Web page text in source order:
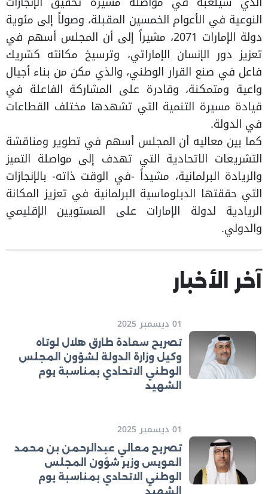
النوعية في الأعوام الخمسين المقبلة، وصولاً إلى مئوية
دولة الإمارات 2071، مشيراً إلى أن المجلس أسهم في
تعزيز دور الإنسان الإماراتي، وترسيخ مكانته كشريك
فاعل في صنع القرار الوطني، والذي مكن من بناء أجيال
واعية ومتمكنة، وقادرة على المشاركة الفاعلة في
قيادة مسيرة التنمية التي تشهدها مختلف القطاعات
في الدولة.
كما بين معاليه أن المجلس أسهم في تطوير ومناقشة
التشريعات الاتحادية التي تهدف إلى مواصلة التميز
والريادة البرلمانية، مشيداً -في الوقت ذاته- بالإنجازات
التي حققتها الدبلوماسية البرلمانية في تعزيز المكانة
الريادية لدولة الإمارات على المستويين الإقليمي
والدولي.
آخر الأخبار
01 ديسمبر 2025
تصريح سعادة طارق هلال لوتاه
وكيل وزارة الدولة لشؤون المجلس
الوطني الاتحادي بمناسبة يوم
الشهيد
01 ديسمبر 2025
تصريح معالي عبدالرحمن بن محمد
العويس وزير شؤون المجلس
الوطني الاتحادي بمناسبة يوم
الشهيد